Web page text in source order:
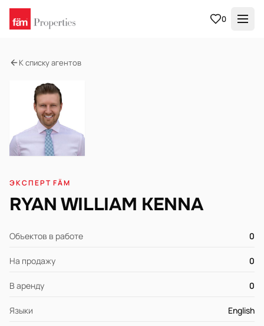
0
К списку агентов
ЭКСПЕРТ FÄM
RYAN WILLIAM KENNA
Объектов в работе 0
На продажу 0
В аренду 0
Языки English